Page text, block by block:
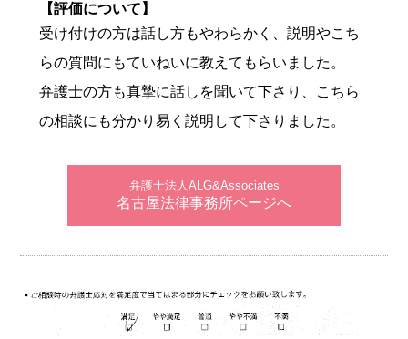
【評価について】
受け付けの方は話し方もやわらかく、説明やこち
らの質問にもていねいに教えてもらいました。
弁護士の方も真摯に話しを聞いて下さり、こちら
の相談にも分かり易く説明して下さりました。
弁護士法人ALG&Associates
名古屋法律事務所ページへ